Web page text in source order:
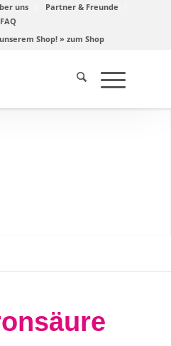
uns
Partner & Freunde
FAQ
Shop! » zum Shop